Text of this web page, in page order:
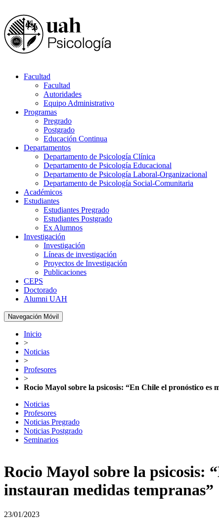
Facultad
Facultad
Autoridades
Equipo Administrativo
Programas
Pregrado
Postgrado
Educación Continua
Departamentos
Departamento de Psicología Clínica
Departamento de Psicología Educacional
Departamento de Psicología Laboral-Organizacional
Departamento de Psicología Social-Comunitaria
Académicos
Estudiantes
Estudiantes Pregrado
Estudiantes Postgrado
Ex Alumnos
Investigación
Investigación
Líneas de investigación
Proyectos de Investigación
Publicaciones
CEPS
Doctorado
Alumni UAH
Navegación Móvil
Inicio
>
Noticias
>
Profesores
>
Rocio Mayol sobre la psicosis: “En Chile el pronóstico es
Noticias
Profesores
Noticias Pregrado
Noticias Postgrado
Seminarios
Rocio Mayol sobre la psicosis:
instauran medidas tempranas”
23/01/2023